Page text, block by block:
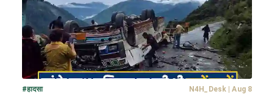
#हादसा N4H_Desk | Aug 8